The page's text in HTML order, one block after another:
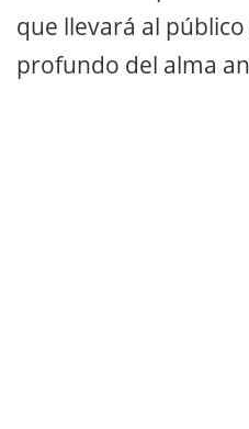
que llevará al
profundo del alma